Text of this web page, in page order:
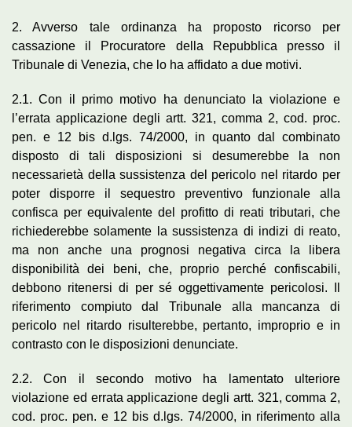
2. Avverso tale ordinanza ha proposto ricorso per
cassazione il Procuratore della Repubblica presso il
Tribunale di Venezia, che lo ha affidato a due motivi.
2.1. Con il primo motivo ha denunciato la violazione e
l’errata applicazione degli artt. 321, comma 2, cod. proc.
pen. e 12 bis d.lgs. 74/2000, in quanto dal combinato
disposto di tali disposizioni si desumerebbe la non
necessarietà della sussistenza del pericolo nel ritardo per
poter disporre il sequestro preventivo funzionale alla
confisca per equivalente del profitto di reati tributari, che
richiederebbe solamente la sussistenza di indizi di reato,
ma non anche una prognosi negativa circa la libera
disponibilità dei beni, che, proprio perché confiscabili,
debbono ritenersi di per sé oggettivamente pericolosi. Il
riferimento compiuto dal Tribunale alla mancanza di
pericolo nel ritardo risulterebbe, pertanto, improprio e in
contrasto con le disposizioni denunciate.
2.2. Con il secondo motivo ha lamentato ulteriore
violazione ed errata applicazione degli artt. 321, comma 2,
cod. proc. pen. e 12 bis d.lgs. 74/2000, in riferimento alla